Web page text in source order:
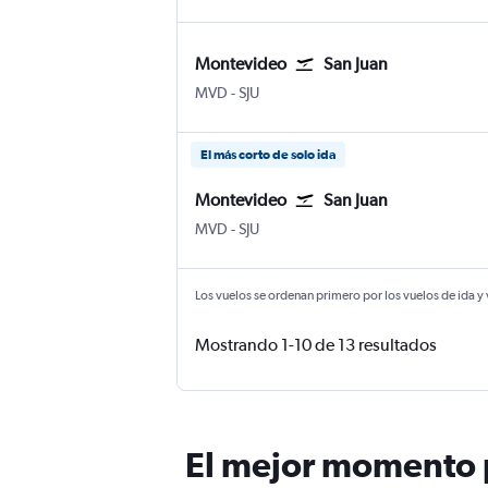
Montevideo San Juan
MVD Montevideo Internacional de Carrasco
-SJU San Juan Internacional Luis
El más corto de solo ida
Montevideo San Juan
MVD Montevideo Internacional de Carrasco
-SJU San Juan Internacional Luis
Los vuelos se ordenan primero por los vuelos de ida
Mostrando 1-10 de 13 resultados
El mejor momento